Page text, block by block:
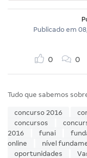
Publicado em
0 0
Tudo que sabemos
concurso 2016
concursos
2016
funai
online
nível
oportunidades